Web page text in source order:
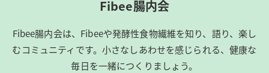
Fibee腸内会
Fibee腸内会は、​Fibeeや発酵性食物繊維を知り、語り、楽し
むコミュニティです。​小さなしあわせを感じられる、健康な
毎日を一緒につくりましょう。